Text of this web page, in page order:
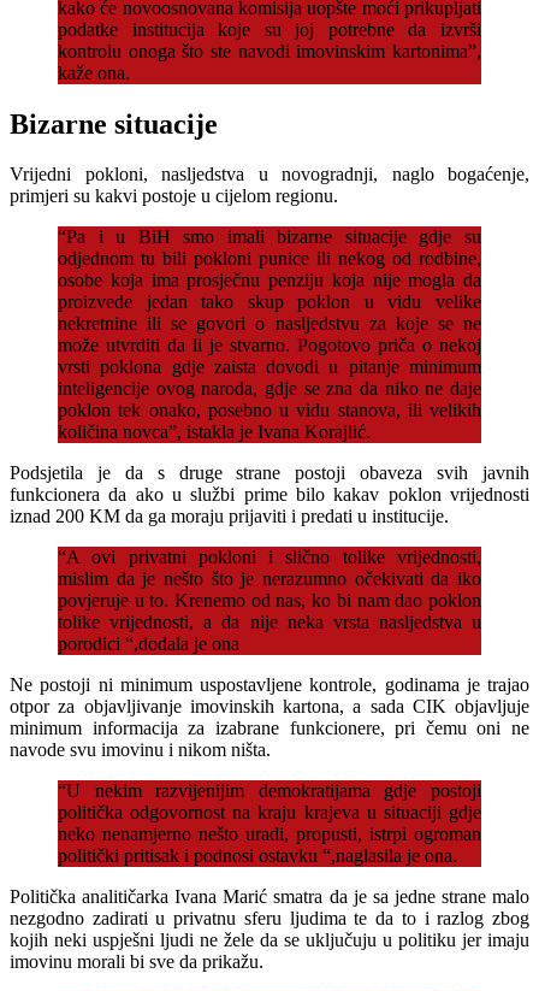
kako će novoosnovana komisija uopšte moći prikupljati
podatke institucija koje su joj potrebne da izvrši
kontrolu onoga što ste navodi imovinskim kartonima”,
kaže ona.
Bizarne situacije
Vrijedni pokloni, nasljedstva u novogradnji, naglo bogaćenje,
primjeri su kakvi postoje u cijelom regionu.
“Pa i u BiH smo imali bizarne situacije gdje su
odjednom tu bili pokloni punice ili nekog od rodbine,
osobe koja ima prosječnu penziju koja nije mogla da
proizvede jedan tako skup poklon u vidu velike
nekretnine ili se govori o nasljedstvu za koje se ne
može utvrditi da li je stvarno. Pogotovo priča o nekoj
vrsti poklona gdje zaista dovodi u pitanje minimum
inteligencije ovog naroda, gdje se zna da niko ne daje
poklon tek onako, posebno u vidu stanova, ili velikih
količina novca”, istakla je Ivana Korajlić.
Podsjetila je da s druge strane postoji obaveza svih javnih
funkcionera da ako u službi prime bilo kakav poklon vrijednosti
iznad 200 KM da ga moraju prijaviti i predati u institucije.
“A ovi privatni pokloni i slično tolike vrijednosti,
mislim da je nešto što je nerazumno očekivati da iko
povjeruje u to. Krenemo od nas, ko bi nam dao poklon
tolike vrijednosti, a da nije neka vrsta nasljedstva u
porodici “,dodala je ona
Ne postoji ni minimum uspostavljene kontrole, godinama je trajao
otpor za objavljivanje imovinskih kartona, a sada CIK objavljuje
minimum informacija za izabrane funkcionere, pri čemu oni ne
navode svu imovinu i nikom ništa.
“U nekim razvijenijim demokratijama gdje postoji
politička odgovornost na kraju krajeva u situaciji gdje
neko nenamjerno nešto uradi, propusti, istrpi ogroman
politički pritisak i podnosi ostavku “,naglasila je ona.
Politička analitičarka Ivana Marić smatra da je sa jedne strane malo
nezgodno zadirati u privatnu sferu ljudima te da to i razlog zbog
kojih neki uspješni ljudi ne žele da se uključuju u politiku jer imaju
imovinu morali bi sve da prikažu.